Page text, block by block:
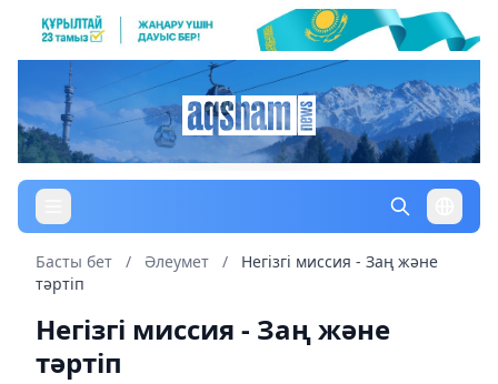
Басты бет / Әлеумет /
Негізгі миссия - Заң және
тәртіп
Негізгі миссия - Заң және
тәртіп